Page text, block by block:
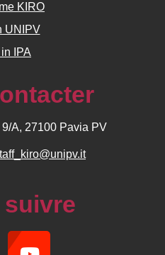
KIRO
UNIPV
in IPA
A, 27100 Pavia PV
suivre